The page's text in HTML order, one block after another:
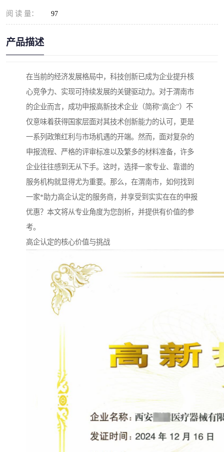
阅 读 量： 97
产品描述
在当前的经济发展格局中，科技创新已成为企业提升核
心竞争力、实现可持续发展的关键驱动力。对于渭南市
的企业而言，成功申报高新技术企业（简称“高企”）不
仅意味着获得国家层面对其技术创新能力的认可，更是
一系列政策红利与市场机遇的开端。然而，面对复杂的
申报流程、严格的评审标准以及繁多的材料准备，许多
企业往往感到无从下手。这时，选择一家专业、靠谱的
服务机构就显得尤为重要。那么，在渭南市，如何找到
一家*助力高企认定的服务商，并享受到实实在在的申报
优惠？本文将从专业角度为您剖析，并提供有价值的参
考。
高企认定的核心价值与挑战